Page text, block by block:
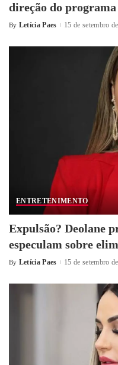
direção do programa
By Letícia Paes 15 de setembro
ENTRETENIMENTO
Expulsão? Deolane
especulam sobre
By Letícia Paes 15 de setembro